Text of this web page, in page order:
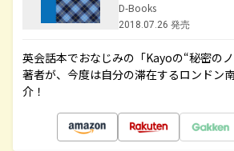
D-Books
2018.07.26 発売
英会話本でおなじみの「Kayoの“秘密の
著者が、今度は自分の滞在するロンドン
介！